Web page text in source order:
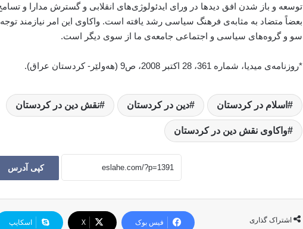
توسعه و باز شدن افق دیدها در ورای ایدئولوژی‌های انقلابی و گسترش مدارا و
بعضاً متضاد به مثابه‌ی فرهنگ سیاسی رشد یافته است. واکاوی این امر نیازمند
سو و گروه‌های سیاسی و اجتماعی جامعه‌ی ما از سوی دیگر است.
*روزنامه‌ی میدیا، شماره 361، 28 اکتبر 2008، ص9 (هه‌ولێر- کردستان عراق).
اسلام در کردستان دین در کردستان نقش دین در کردستان
واکاوی نقش دین در کردستان
کپی آدرس
اشتراک گذاری فیس بوک X اسکایپ